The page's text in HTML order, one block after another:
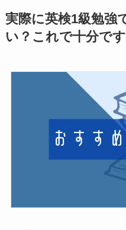
実際に英検1級勉強
い？これで十分です